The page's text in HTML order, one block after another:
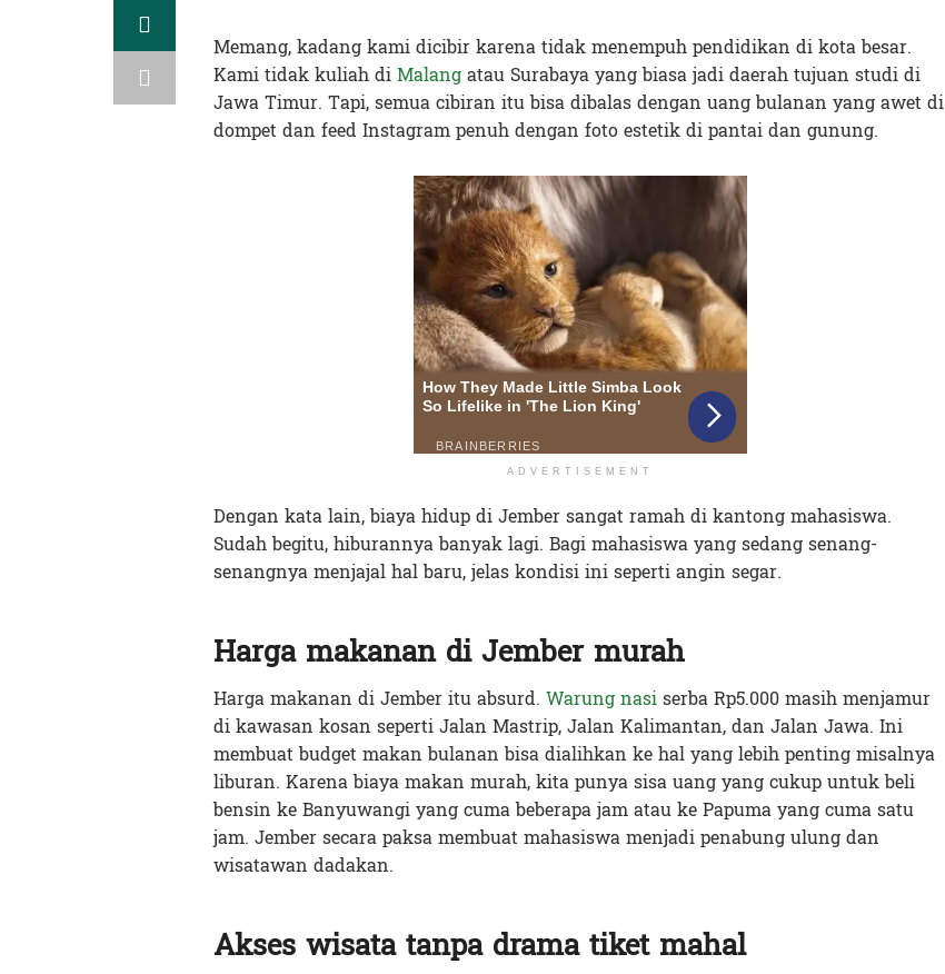
Memang, kadang kami dicibir karena tidak menempuh pendidikan di kota besar.
Kami tidak kuliah diMalangatau Surabaya yang biasa jadi daerah tujuan studi di
Jawa Timur. Tapi, semua cibiran itu bisa dibalas dengan uang bulanan yang awet di
dompet dan feed Instagram penuh dengan foto estetik di pantai dan gunung.
ADVERTISEMENT
Dengan kata lain, biaya hidup di Jember sangat ramah di kantong mahasiswa.
Sudah begitu, hiburannya banyak lagi. Bagi mahasiswa yang sedang senang-
senangnya menjajal hal baru, jelas kondisi ini seperti angin segar.
Harga makanan di Jember murah
Harga makanan di Jember itu absurd. Warung nasiserba Rp5.000 masih menjamur
di kawasan kosan seperti Jalan Mastrip, Jalan Kalimantan, dan Jalan Jawa. Ini
membuat budget makan bulanan bisa dialihkan ke hal yang lebih penting misalnya
liburan. Karena biaya makan murah, kita punya sisa uang yang cukup untuk beli
bensin ke Banyuwangi yang cuma beberapa jam atau ke Papuma yang cuma satu
jam. Jember secara paksa membuat mahasiswa menjadi penabung ulung dan
wisatawan dadakan.
Akses wisata tanpa drama tiket mahal